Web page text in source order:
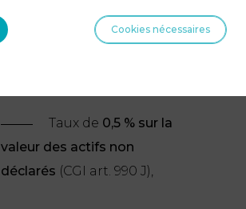
déclaration manquante
Taux de 0,5 % sur la
valeur des actifs non
déclarés (CGI art. 990 J),
Cookies nécessaires